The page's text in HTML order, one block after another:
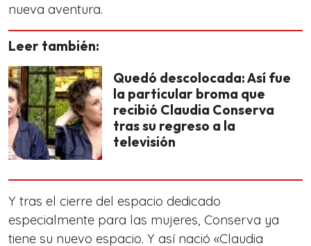
nueva aventura.
Leer también:
Quedó descolocada: Así fue
la particular broma que
recibió Claudia Conserva
tras su regreso a la
televisión
Y tras el cierre del espacio dedicado
especialmente para las mujeres, Conserva ya
tiene su nuevo espacio. Y así nació «Claudia